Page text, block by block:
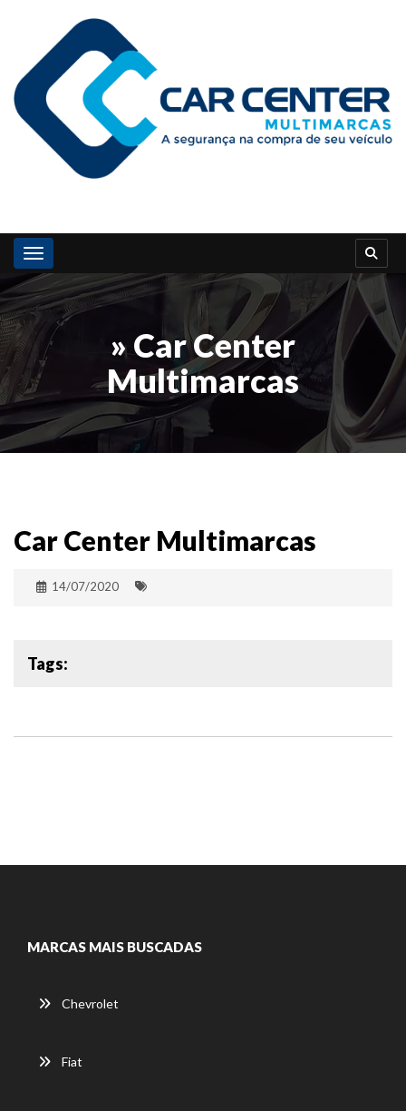
Toggle navigation
» Car Center
Multimarcas
Car Center Multimarcas
14/07/2020
Tags:
MARCAS MAIS BUSCADAS
Chevrolet
Fiat